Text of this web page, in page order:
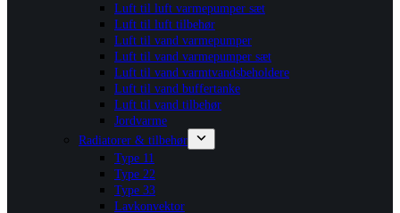
Luft til luft varmepumper sæt
Luft til luft tilbehør
Luft til vand varmepumper
Luft til vand varmepumper sæt
Luft til vand varmtvandsbeholdere
Luft til vand buffertanke
Luft til vand tilbehør
Jordvarme
Radiatorer & tilbehør
Type 11
Type 22
Type 33
Lavkonvektor